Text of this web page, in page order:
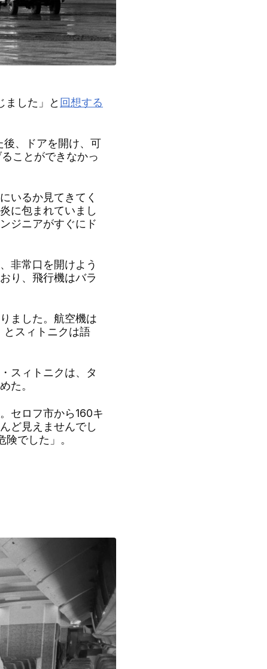
ました」と 回想する
、ドアを開け、可
ことができなかっ
いるか見てきてく
に包まれていまし
ジニアがすぐにド
非常口を開けよう
り、飛行機はバラ
ました。航空機は
スィトニクは語
スィトニクは、タ
た。
セロフ市から160キ
ど見えませんでし
でした」。